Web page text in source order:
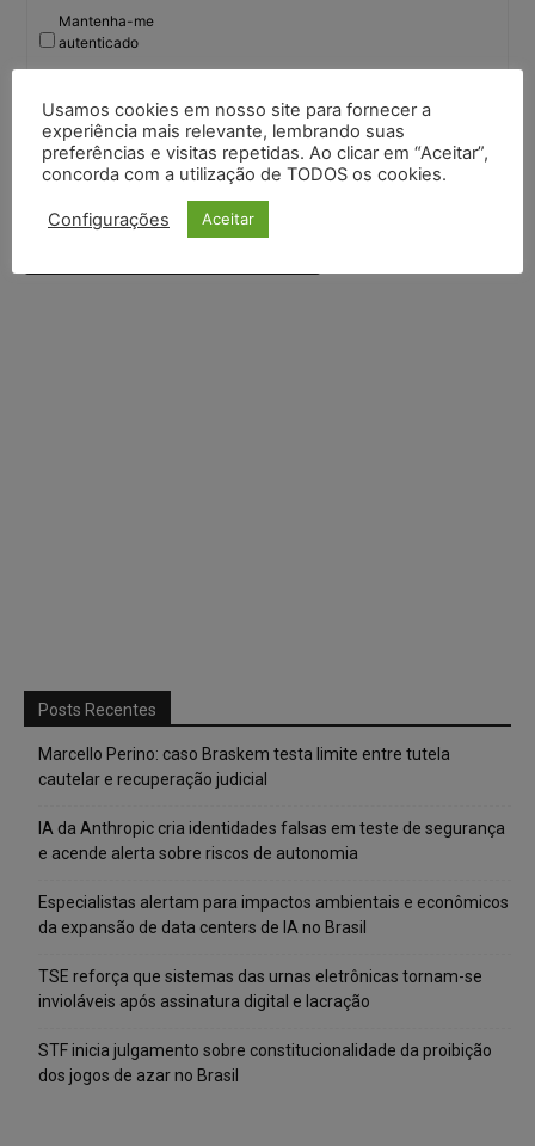
Mantenha-me
autenticado
Google
Posts Recentes
Marcello Perino: caso Braskem testa limite entre tutela
cautelar e recuperação judicial
IA da Anthropic cria identidades falsas em teste de segurança
e acende alerta sobre riscos de autonomia
Especialistas alertam para impactos ambientais e econômicos
da expansão de data centers de IA no Brasil
TSE reforça que sistemas das urnas eletrônicas tornam-se
invioláveis após assinatura digital e lacração
STF inicia julgamento sobre constitucionalidade da proibição
dos jogos de azar no Brasil
Usamos cookies em nosso site para fornecer a
experiência mais relevante, lembrando suas
preferências e visitas repetidas. Ao clicar em “Aceitar”,
concorda com a utilização de TODOS os cookies.
Configurações Aceitar